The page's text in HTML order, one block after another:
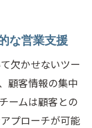
な営業支援
欠かせないツー
顧客情報の集中
ームは顧客との
プローチが可能